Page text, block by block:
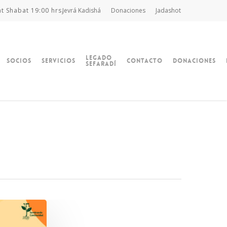
Shabat 19:00 hrs.Jevrá Kadishá Donaciones Jadashot
Socios Servicios Legado
Sefaradí Contacto Donaciones